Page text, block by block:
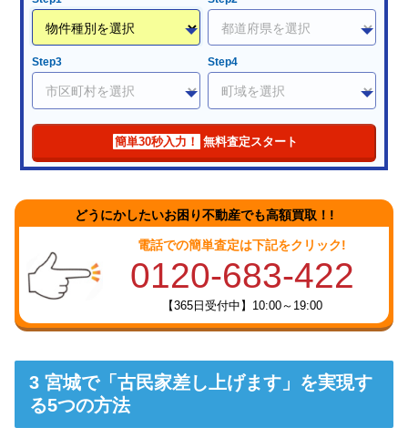
Step3 Step4
簡単30秒入力！ 無料査定スタート
どうにかしたいお困り不動産でも高額買取！!
電話での簡単査定は下記をクリック!
0120-683-422
【365日受付中】10:00～19:00
宮城で「古民家差し上げます」を実現す
る5つの方法